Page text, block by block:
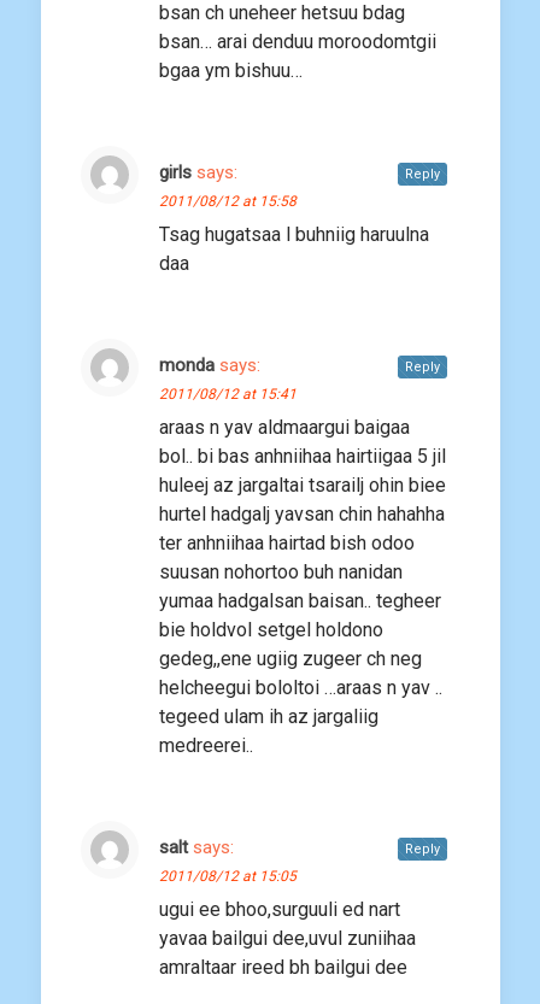
bsan ch uneheer hetsuu bdag
bsan… arai denduu moroodomtgii
bgaa ym bishuu…
girls says:
2011/08/12 at 15:58
Tsag hugatsaa l buhniig haruulna
daa
Reply
monda says:
2011/08/12 at 15:41
araas n yav aldmaargui baigaa
bol.. bi bas anhniihaa hairtiigaa 5 jil
huleej az jargaltai tsarailj ohin biee
hurtel hadgalj yavsan chin hahahha
ter anhniihaa hairtad bish odoo
suusan nohortoo buh nanidan
yumaa hadgalsan baisan.. tegheer
bie holdvol setgel holdono
gedeg,,ene ugiig zugeer ch neg
helcheegui bololtoi …araas n yav ..
tegeed ulam ih az jargaliig
medreerei..
Reply
salt says:
2011/08/12 at 15:05
ugui ee bhoo,surguuli ed nart
yavaa bailgui dee,uvul zuniihaa
amraltaar ireed bh bailgui dee
Reply